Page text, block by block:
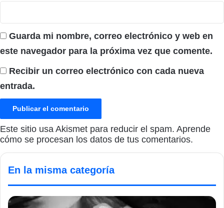
Guarda mi nombre, correo electrónico y web en
este navegador para la próxima vez que comente.
Recibir un correo electrónico con cada nueva
entrada.
Este sitio usa Akismet para reducir el spam. Aprende
cómo se procesan los datos de tus comentarios.
En la misma categoría